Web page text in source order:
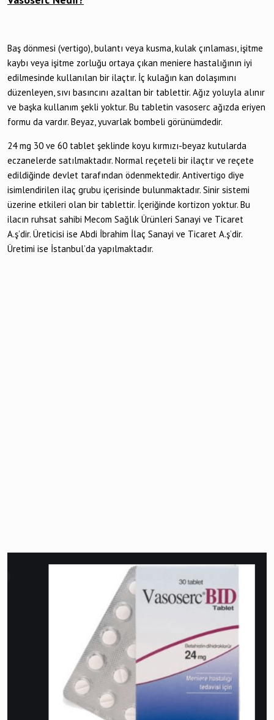
Baş dönmesi (vertigo), bulantı veya kusma, kulak çınlaması, işitme
kaybı veya işitme zorluğu ortaya çıkan meniere hastalığının iyi
edilmesinde kullanılan bir ilaçtır. İç kulağın kan dolaşımını
düzenleyen, sıvı basıncını azaltan bir tablettir. Ağız yoluyla alınır
ve başka kullanım şekli yoktur. Bu tabletin vasoserc ağızda eriyen
formu da vardır. Beyaz, yuvarlak bombeli görünümdedir.
24 mg 30 ve 60 tablet şeklinde koyu kırmızı-beyaz kutularda
eczanelerde satılmaktadır. Normal reçeteli bir ilaçtır ve reçete
edildiğinde devlet tarafından ödenmektedir. Antivertigo diye
isimlendirilen ilaç grubu içerisinde bulunmaktadır. Sinir sistemi
üzerine etkileri olan bir tablettir. İçeriğinde kortizon yoktur. Bu
ilacın ruhsat sahibi Mecom Sağlık Ürünleri Sanayi ve Ticaret
A.ş’dir. Üreticisi ise Abdi İbrahim İlaç Sanayi ve Ticaret A.ş’dir.
Üretimi ise İstanbul’da yapılmaktadır.